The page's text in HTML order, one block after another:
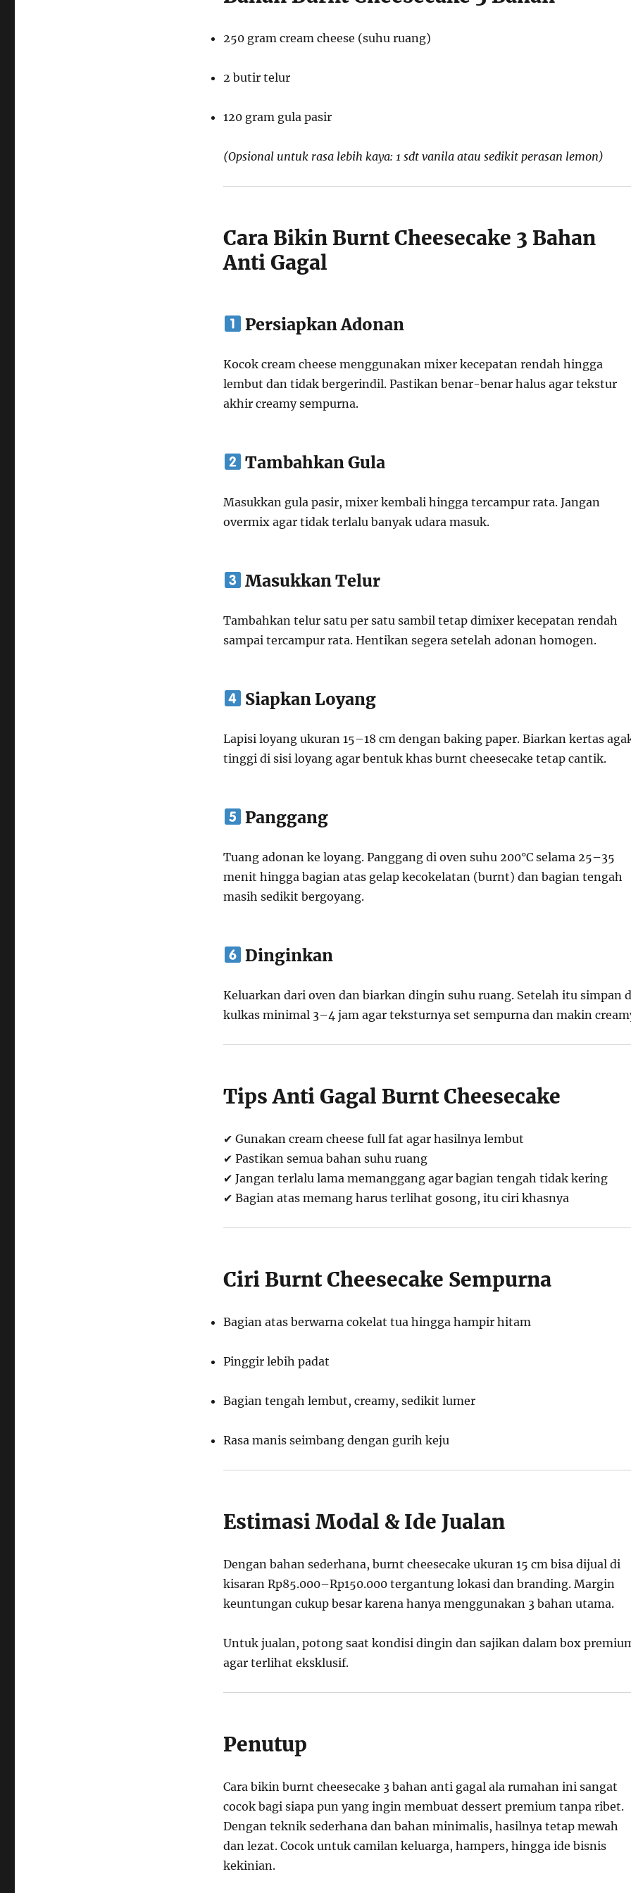
250 gram cream cheese (suhu ruang)
2 butir telur
120 gram gula pasir
(Opsional untuk rasa lebih kaya: 1 sdt vanila atau sedikit perasan lemon)
Cara Bikin Burnt Cheesecake 3 Bahan
Anti Gagal
Persiapkan Adonan
Kocok cream cheese menggunakan mixer kecepatan rendah hingga
lembut dan tidak bergerindil. Pastikan benar-benar halus agar tekstur
akhir creamy sempurna.
Tambahkan Gula
Masukkan gula pasir, mixer kembali hingga tercampur rata. Jangan
overmix agar tidak terlalu banyak udara masuk.
Masukkan Telur
Tambahkan telur satu per satu sambil tetap dimixer kecepatan rendah
sampai tercampur rata. Hentikan segera setelah adonan homogen.
Siapkan Loyang
Lapisi loyang ukuran 15–18 cm dengan baking paper. Biarkan kertas
tinggi di sisi loyang agar bentuk khas burnt cheesecake tetap cantik.
Panggang
Tuang adonan ke loyang. Panggang di oven suhu 200°C selama 25–35
menit hingga bagian atas gelap kecokelatan (burnt) dan bagian tengah
masih sedikit bergoyang.
Dinginkan
Keluarkan dari oven dan biarkan dingin suhu ruang. Setelah itu simpan
kulkas minimal 3–4 jam agar teksturnya set sempurna dan makin
Tips Anti Gagal Burnt Cheesecake
✔ Gunakan cream cheese full fat agar hasilnya lembut
✔ Pastikan semua bahan suhu ruang
✔ Jangan terlalu lama memanggang agar bagian tengah tidak kering
✔ Bagian atas memang harus terlihat gosong, itu ciri khasnya
Ciri Burnt Cheesecake Sempurna
Bagian atas berwarna cokelat tua hingga hampir hitam
Pinggir lebih padat
Bagian tengah lembut, creamy, sedikit lumer
Rasa manis seimbang dengan gurih keju
Estimasi Modal & Ide Jualan
Dengan bahan sederhana, burnt cheesecake ukuran 15 cm bisa dijual di
kisaran Rp85.000–Rp150.000 tergantung lokasi dan branding. Margin
keuntungan cukup besar karena hanya menggunakan 3 bahan utama.
Untuk jualan, potong saat kondisi dingin dan sajikan dalam box
agar terlihat eksklusif.
Penutup
Cara bikin burnt cheesecake 3 bahan anti gagal ala rumahan ini sangat
cocok bagi siapa pun yang ingin membuat dessert premium tanpa ribet.
Dengan teknik sederhana dan bahan minimalis, hasilnya tetap mewah
dan lezat. Cocok untuk camilan keluarga, hampers, hingga ide bisnis
kekinian.